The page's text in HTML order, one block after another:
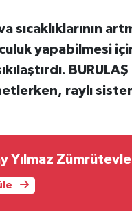
sıcaklıklarının
yapabilmesi
raylı
Yılmaz